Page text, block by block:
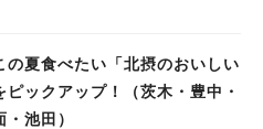
の夏食べたい「北摂のおいしい
ピックアップ！（茨木・豊中・
池田）